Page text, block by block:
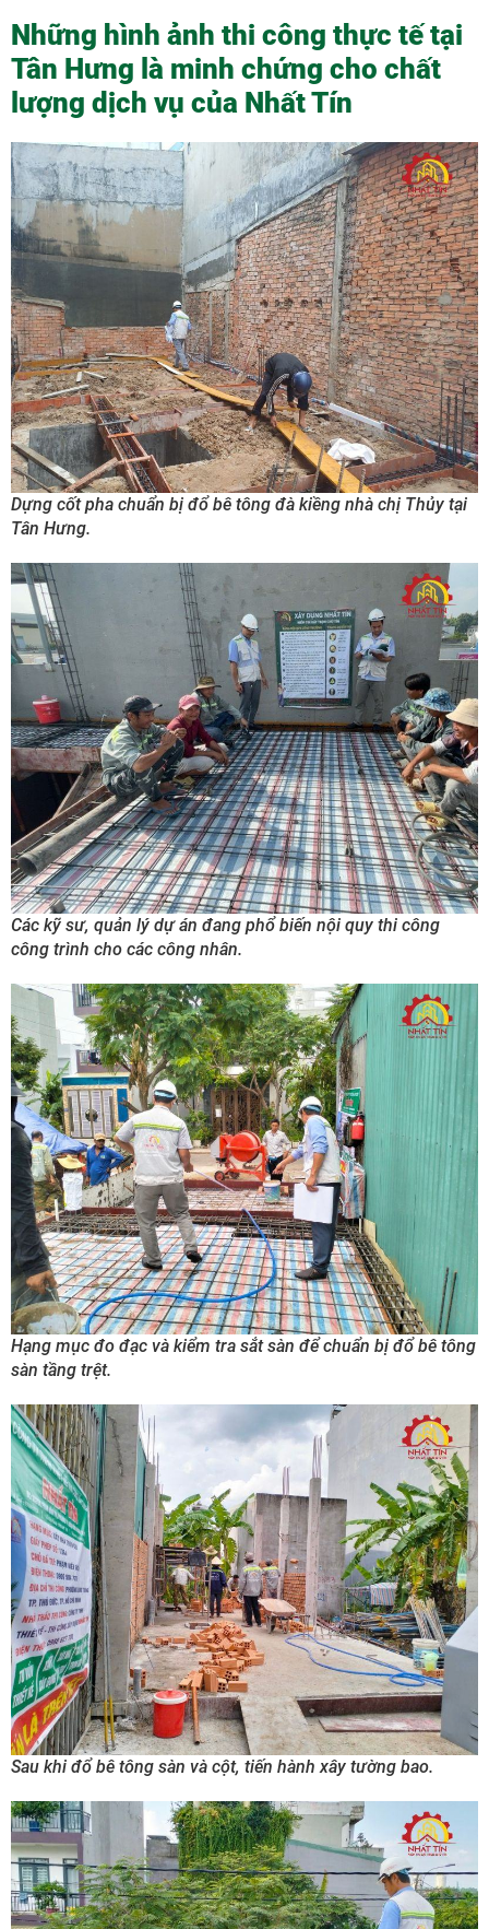
Những hình ảnh thi công thực tế tại
Tân Hưng là minh chứng cho chất
lượng dịch vụ của Nhất Tín
Dựng cốt pha chuẩn bị đổ bê tông đà kiềng nhà chị Thủy tại
Tân Hưng.
Các kỹ sư, quản lý dự án đang phổ biến nội quy thi công
công trình cho các công nhân.
Hạng mục đo đạc và kiểm tra sắt sàn để chuẩn bị đổ bê tông
sàn tầng trệt.
Sau khi đổ bê tông sàn và cột, tiến hành xây tường bao.